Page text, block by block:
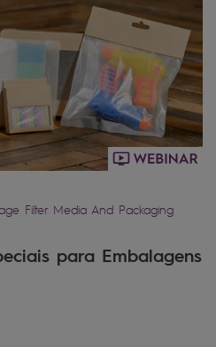
Filter Media And Packaging
para Embalagens